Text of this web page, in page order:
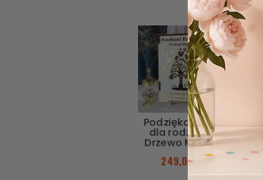
Podziękowanie
dla rodziców
Drzewo MD379
249,00